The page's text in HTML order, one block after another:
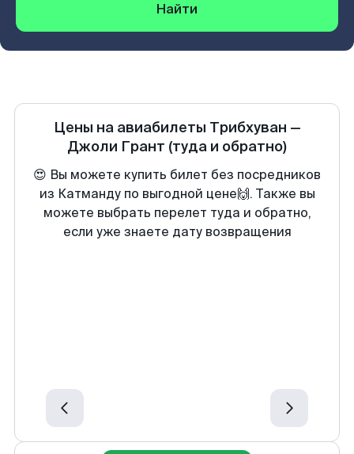
Найти
Цены на авиабилеты Трибхуван —
Джоли Грант (туда и обратно)
😍 Вы можете купить билет без посредников
из Катманду по выгодной цене🙌. Также вы
можете выбрать перелет туда и обратно,
если уже знаете дату возвращения